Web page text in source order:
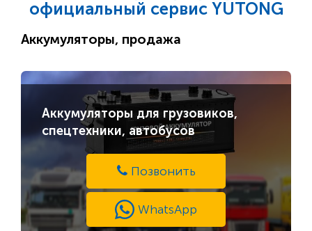
официальный сервис YUTONG
Аккумуляторы, продажа
Аккумуляторы для грузовиков,
спецтехники, автобусов
Позвонить
WhatsApp